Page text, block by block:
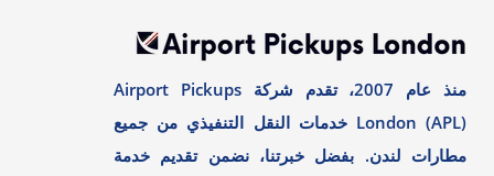
منذ عام 2007، تقدم شركة Airport Pickups
London (APL) خدمات النقل التنفيذي من جميع
مطارات لندن. بفضل خبرتنا، نضمن تقديم خدمة